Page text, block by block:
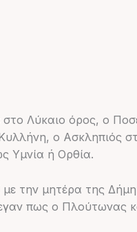
στο Λύκαιο όρος, ο
ο Ασκληπιός
Υμνία ή Ορθία.
την μητέρα της
πως ο Πλούτωνας